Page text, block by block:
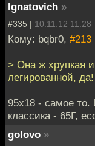
Ignatovich »
#335 | 10.11.12 11:28
Кому: bqbr0, #213
> Она ж хрупкая
легированной, да!
95x18 - самое то.
классика - 65Г,
golovo »